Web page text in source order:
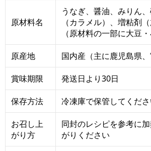
原材料名
うなぎ、醤油、みりん
（カラメル）、増粘剤
（原材料の一部に大豆
原産地 国内産（主に鹿児島県、
賞味期限 発送日より30日
保存方法 冷凍庫で保管してくだ
お召し上
がり方
同封のレシピを参考に
がりください